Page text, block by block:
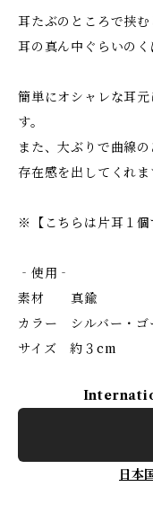
耳たぶのところで挟む
耳の真ん中ぐらいのく
簡単にオシャレな耳
す。
また、大ぶりで曲線
存在感を出してくれま
※【こちらは片耳１個
‐使用‐
素材 真鍮
カラー シルバー・ゴ
サイズ 約３cm
日本